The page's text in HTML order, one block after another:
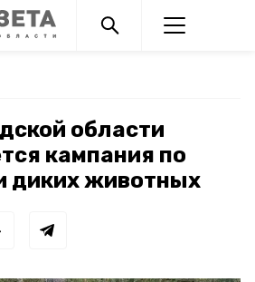
области
кампания по
диких животных